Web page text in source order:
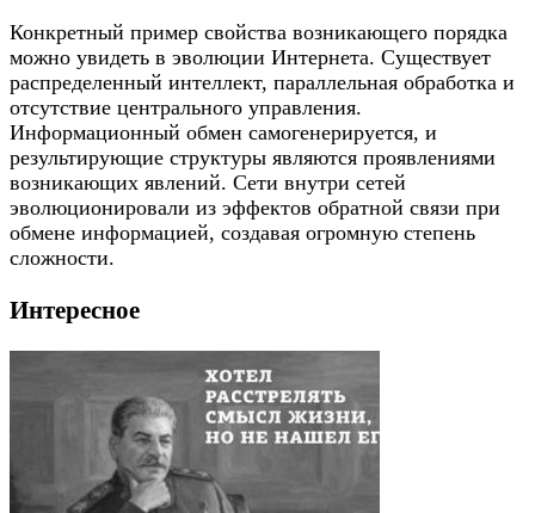
Конкретный пример свойства возникающего порядка
можно увидеть в эволюции Интернета. Существует
распределенный интеллект, параллельная обработка и
отсутствие центрального управления.
Информационный обмен самогенерируется, и
результирующие структуры являются проявлениями
возникающих явлений. Сети внутри сетей
эволюционировали из эффектов обратной связи при
обмене информацией, создавая огромную степень
сложности.
Интересное